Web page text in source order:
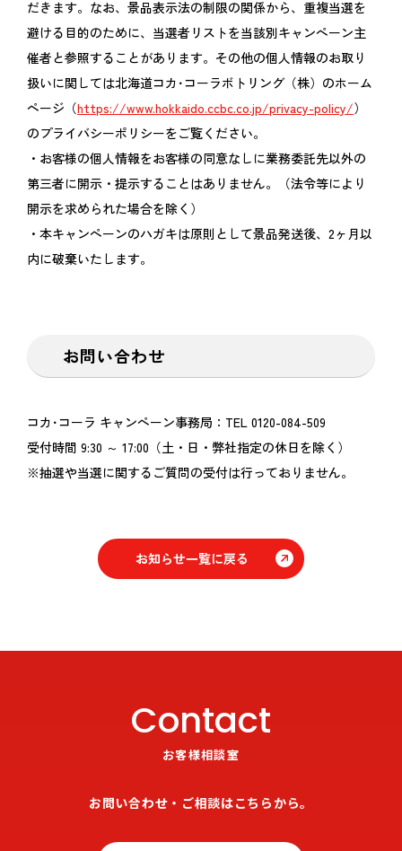
だきます。なお、景品表示法の制限の関係から、重複当選を
避ける目的のために、当選者リストを当該別キャンペーン主
催者と参照することがあります。その他の個人情報のお取り
扱いに関しては北海道コカ･コーラボトリング（株）のホーム
ページ（https://www.hokkaido.ccbc.co.jp/privacy-policy/）
のプライバシーポリシーをご覧ください。
・お客様の個人情報をお客様の同意なしに業務委託先以外の
第三者に開示・提示することはありません。（法令等により
開示を求められた場合を除く）
・本キャンペーンのハガキは原則として景品発送後、2ヶ月以
内に破棄いたします。
お問い合わせ
コカ･コーラ キャンペーン事務局：TEL 0120-084-509
受付時間 9:30 ～ 17:00（土・日・弊社指定の休日を除く）
※抽選や当選に関するご質問の受付は行っておりません。
お知らせ一覧に戻る
Contact
お客様相談室
お問い合わせ・ご相談はこちらから。